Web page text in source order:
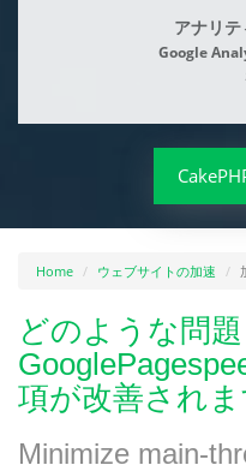
アナリ
Google
Home ウェブサイトの加速
どのような問題
項が改善され
Minimize main-